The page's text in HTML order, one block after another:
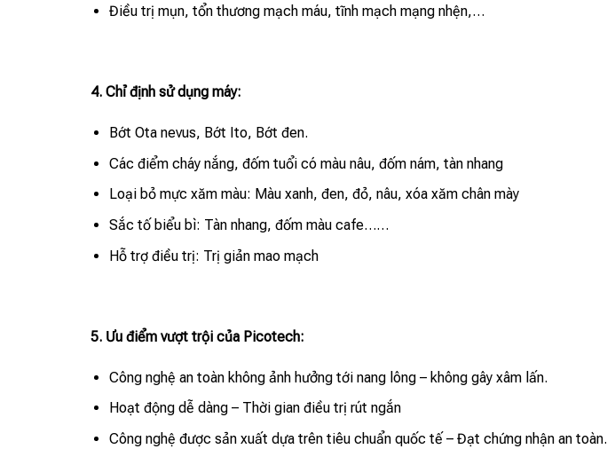
Điều trị mụn, tổn thương mạch máu, tĩnh mạch mạng nhện,…
4. Chỉ định sử dụng máy:
Bớt Ota nevus, Bớt Ito, Bớt đen.
Các điểm cháy nắng, đốm tuổi có màu nâu, đốm nám, tàn nhang
Loại bỏ mực xăm màu: Màu xanh, đen, đỏ, nâu, xóa xăm chân mày
Sắc tố biểu bì: Tàn nhang, đốm màu cafe……
Hỗ trợ điều trị: Trị giản mao mạch
5. Ưu điểm vượt trội của Picotech:
Công nghệ an toàn không ảnh hưởng tới nang lông – không gây xâm lấn.
Hoạt động dễ dàng – Thời gian điều trị rút ngắn
Công nghệ được sản xuất dựa trên tiêu chuẩn quốc tế – Đạt chứng nhận an toàn.